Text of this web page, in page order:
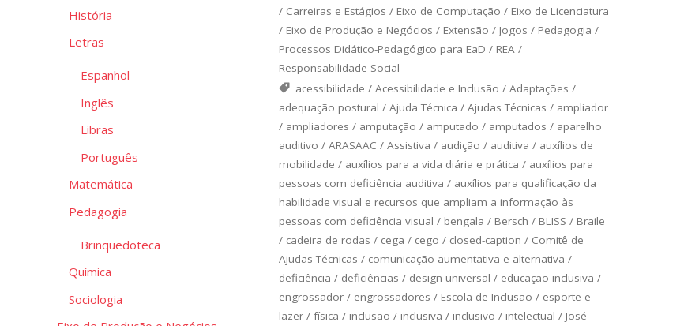
/ Carreiras e Estágios / Eixo de Computação / Eixo de Licenciatura
/ Eixo de Produção e Negócios / Extensão / Jogos / Pedagogia /
Processos Didático-Pedagógico para EaD / REA/
Responsabilidade Social
acessibilidade /Acessibilidade e Inclusão /Adaptações /
adequação postural / Ajuda Técnica / Ajudas Técnicas / ampliador
/ ampliadores / amputação / amputado / amputados / aparelho
auditivo / ARASAAC / Assistiva / audição / auditiva / auxílios de
mobilidade / auxílios para a vida diária e prática / auxílios para
pessoas com deficiência auditiva / auxílios para qualificação da
habilidade visual e recursos que ampliam a informação às
pessoas com deficiência visual / bengala / Bersch / BLISS / Braile
/ cadeira de rodas / cega / cego / closed-caption / Comitê de
Ajudas Técnicas / comunicação aumentativa e alternativa /
deficiência / deficiências / design universal / educação inclusiva /
engrossador/ engrossadores / Escola de Inclusão / esporte e
lazer/ física / inclusão / inclusiva / inclusivo / intelectual / José
História
Letras
Espanhol
Inglês
Libras
Português
Matemática
Pedagogia
Brinquedoteca
Química
Sociologia